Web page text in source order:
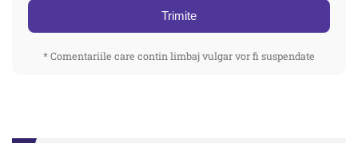
Trimite
* Comentariile care contin limbaj vulgar vor fi suspendate